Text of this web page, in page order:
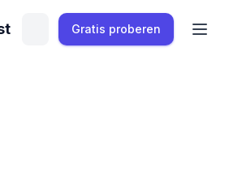
Gratis proberen